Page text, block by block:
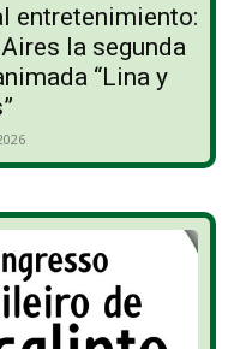
entretenimiento:
la segunda
“Lina y